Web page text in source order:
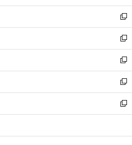
開
く
ウ
で
開
く
ン
ド
ウ
で
開
く
ウ
ィ
ン
ド
ウ
で
開
く
新
し
い
ウ
ィ
ン
ド
ウ
で
開
新
し
い
ウ
ィ
ン
ド
ウ
開
新
し
い
ウ
ィ
ン
ウ
新
し
い
ウ
ン
新
し
ウ